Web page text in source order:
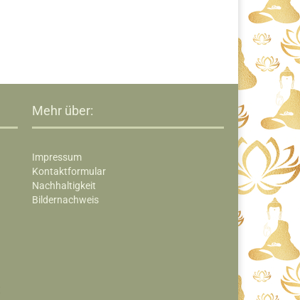
Mehr über:
Impressum
Kontaktformular
Nachhaltigkeit
Bildernachweis